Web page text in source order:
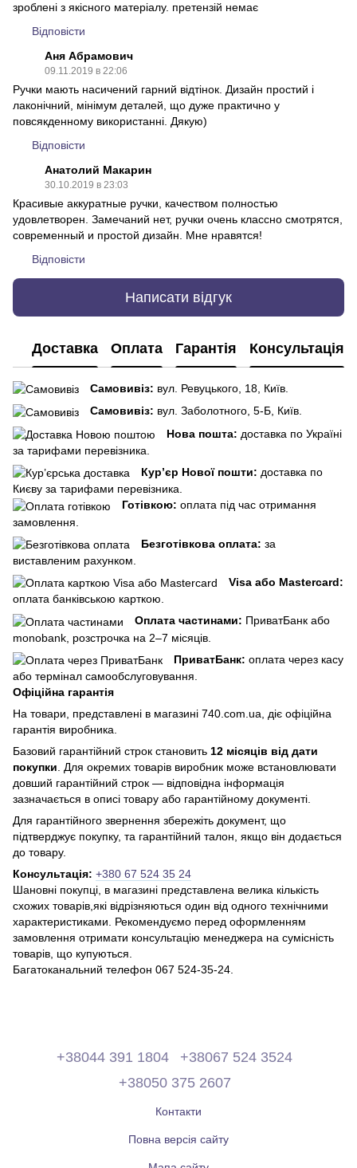
зроблені з якісного матеріалу. претензій немає
Відповісти
Аня Абрамович
09.11.2019 в 22:06
Ручки мають насичений гарний відтінок. Дизайн простий і
лаконічний, мінімум деталей, що дуже практично у
повсякденному використанні. Дякую)
Відповісти
Анатолий Макарин
30.10.2019 в 23:03
Красивые аккуратные ручки, качеством полностью
удовлетворен. Замечаний нет, ручки очень классно смотрятся,
современный и простой дизайн. Мне нравятся!
Відповісти
Написати відгук
Доставка Оплата Гарантія Консультація
Самовивіз: вул. Ревуцького, 18, Київ.
Самовивіз: вул. Заболотного, 5-Б, Київ.
Нова пошта: доставка по Україні
за тарифами перевізника.
Кур’єр Нової пошти: доставка по
Києву за тарифами перевізника.
Готівкою: оплата під час отримання
замовлення.
Безготівкова оплата: за
виставленим рахунком.
Visa або Mastercard:
оплата банківською карткою.
Оплата частинами: ПриватБанк або
monobank, розстрочка на 2–7 місяців.
ПриватБанк: оплата через касу
або термінал самообслуговування.
Офіційна гарантія
На товари, представлені в магазині 740.com.ua, діє офіційна
гарантія виробника.
Базовий гарантійний строк становить 12 місяців від дати
покупки . Для окремих товарів виробник може встановлювати
довший гарантійний строк — відповідна інформація
зазначається в описі товару або гарантійному документі.
Для гарантійного звернення збережіть документ, що
підтверджує покупку, та гарантійний талон, якщо він додається
до товару.
Консультація: +380 67 524 35 24
Шановні покупці, в магазині представлена ​​велика кількість
схожих товарів,які відрізняються один від одного технічними
характеристиками. Рекомендуємо перед оформленням
замовлення отримати консультацію менеджера на сумісність
товарів, що купуються.
Багатоканальний телефон 067 524-35-24.
+38044 391 1804
+38067 524 3524
+38050 375 2607
Контакти
Повна версія сайту